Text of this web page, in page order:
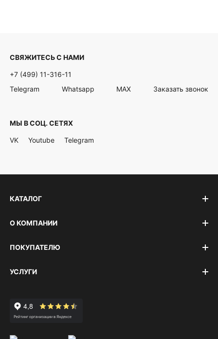
СВЯЖИТЕСЬ С НАМИ
+7 (499) 11-316-11
Telegram
Whatsapp MAX Заказать звонок
МЫ В СОЦ. СЕТЯХ
VK Youtube Telegram
КАТАЛОГ
О КОМПАНИИ
ПОКУПАТЕЛЮ
УСЛУГИ